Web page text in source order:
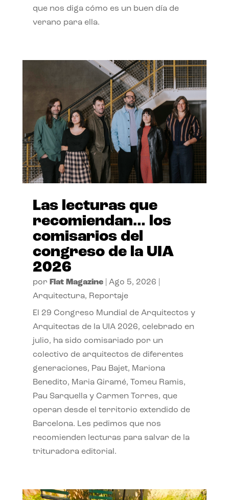
que nos diga cómo es un buen día de
verano para ella.
Las lecturas que
recomiendan… los
comisarios del
congreso de la UIA
2026
por Flat Magazine| Ago 5, 2026
Arquitectura, Reportaje
El 29 Congreso Mundial de Arquitectos y
Arquitectas de la UIA 2026, celebrado en
julio, ha sido comisariado por un
colectivo de arquitectos de diferentes
generaciones, Pau Bajet, Mariona
Benedito, Maria Giramé, Tomeu Ramis,
Pau Sarquella y Carmen Torres, que
operan desde el territorio extendido de
Barcelona. Les pedimos que nos
recomienden lecturas para salvar de la
trituradora editorial.